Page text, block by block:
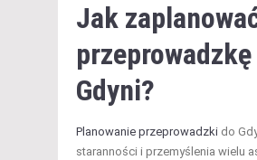
Jak
przeprowadzkę
Gdyni?
Planowanie przeprowadzki do
staranności i przemyślenia wielu